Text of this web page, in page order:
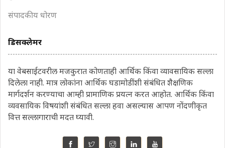
संपादकीय धोरण
डिसक्लेमर
या वेबसाईटवरील मजकुरात कोणताही आर्थिक किंवा व्यावसायिक सल्ला
दिलेला नाही. मात्र लोकांना आर्थिक घडामोडींशी संबंधित शैक्षणिक
मार्गदर्शन करण्याचा आम्ही प्रामाणिक प्रयत्न करत आहोत. आर्थिक किंवा
व्यवसायिक विषयांशी संबंधित सल्ला हवा असल्यास आपण नोंदणीकृत
वित्त सल्लागाराची मदत घ्यावी.